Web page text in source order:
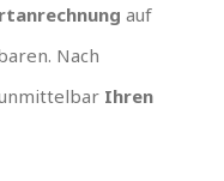
auf
Nach
Ihren